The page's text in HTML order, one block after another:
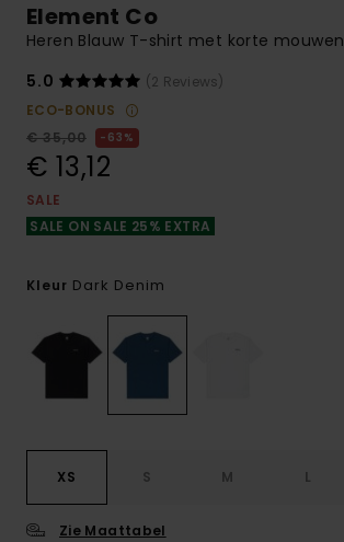
Element Co
Heren Blauw T-shirt met korte mouwen
5.0
(2 Reviews)
ECO-BONUS
€ 35,00
63%
€ 13,12
SALE
SALE ON SALE 25% EXTRA
Kleur Dark Denim
XS S M L
Zie Maattabel